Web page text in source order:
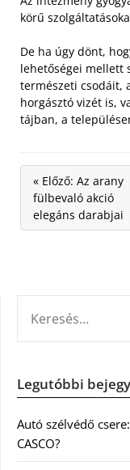
körű
De ha úgy dönt,
lehetőségei mellett
természeti csodáit,
horgásztó vizét is,
tájban, a
« Előző: Az arany
fülbevaló akció
elegáns darabjai
Legutóbbi
Autó szélvédő
CASCO?